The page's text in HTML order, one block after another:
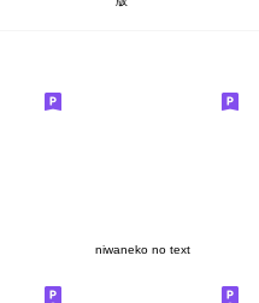
niwaneko no text